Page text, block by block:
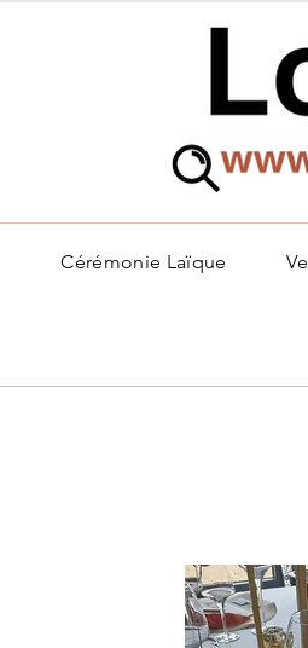
Cérémonie Laïque